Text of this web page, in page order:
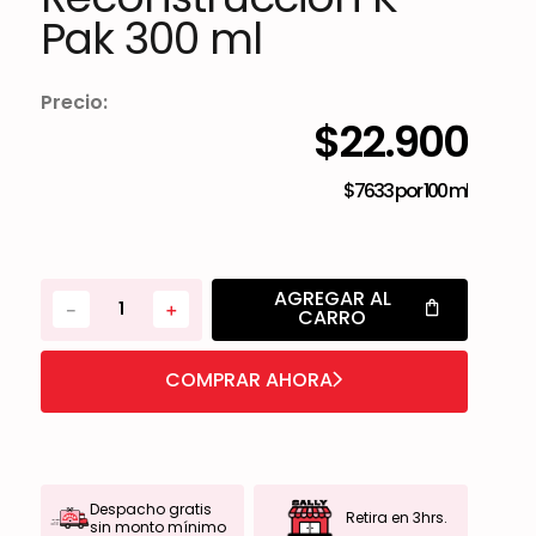
Pak 300 ml
Precio:
$22.900
$7633por100 ml
＋
－ AGREGAR AL
CARRO
COMPRAR AHORA
Despacho gratis
sin monto mínimo
Retira en 3hrs.